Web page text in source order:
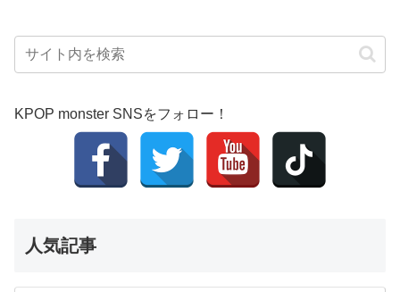
KPOP monster SNSをフォロー！
人気記事